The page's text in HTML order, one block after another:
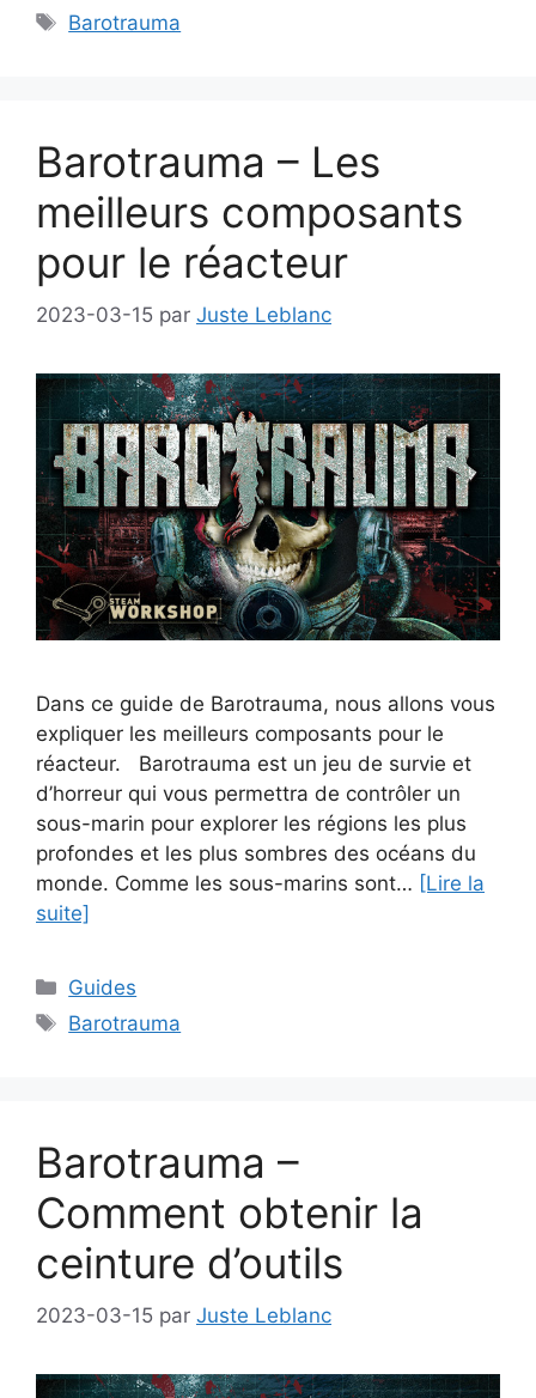
Étiquettes
Barotrauma
Barotrauma – Les
meilleurs composants
pour le réacteur
2023-03-15 par Juste Leblanc
Dans ce guide de Barotrauma, nous allons vous
expliquer les meilleurs composants pour le
réacteur. Barotrauma est un jeu de survie et
d’horreur qui vous permettra de contrôler un
sous-marin pour explorer les régions les plus
profondes et les plus sombres des océans du
monde. Comme les sous-marins sont… [Lire la
suite]
Catégories
Guides
Étiquettes
Barotrauma
Barotrauma –
Comment obtenir la
ceinture d’outils
2023-03-15 par Juste Leblanc